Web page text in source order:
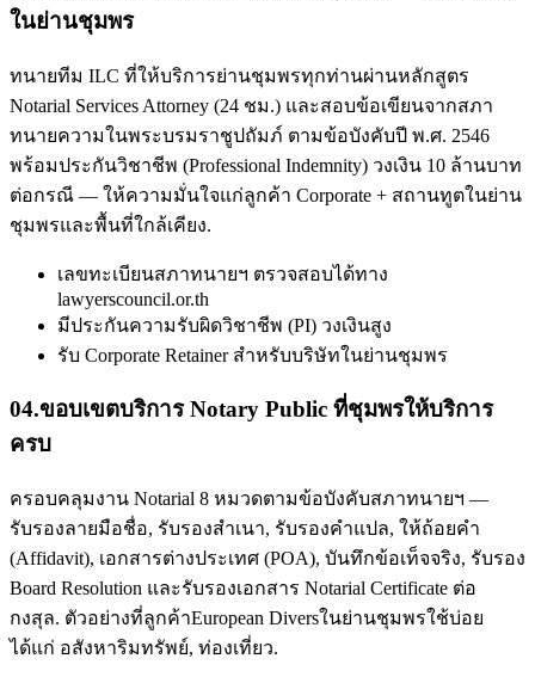
ในย่านชุมพร
ทนายทีม ILC ที่ให้บริการย่านชุมพรทุกท่านผ่านหลักสูตร
Notarial Services Attorney (24 ชม.) และสอบข้อเขียนจากสภา
ทนายความในพระบรมราชูปถัมภ์ ตามข้อบังคับปี พ.ศ. 2546
พร้อมประกันวิชาชีพ (Professional Indemnity) วงเงิน 10 ล้านบาท
ต่อกรณี — ให้ความมั่นใจแก่ลูกค้า Corporate + สถานทูตในย่าน
ชุมพรและพื้นที่ใกล้เคียง.
เลขทะเบียนสภาทนายฯ ตรวจสอบได้ทาง
lawyerscouncil.or.th
มีประกันความรับผิดวิชาชีพ (PI) วงเงินสูง
รับ Corporate Retainer สำหรับบริษัทในย่านชุมพร
04.ขอบเขตบริการ Notary Public ที่ชุมพรให้บริการ
ครบ
ครอบคลุมงาน Notarial 8 หมวดตามข้อบังคับสภาทนายฯ —
รับรองลายมือชื่อ, รับรองสำเนา, รับรองคำแปล, ให้ถ้อยคำ
(Affidavit), เอกสารต่างประเทศ (POA), บันทึกข้อเท็จจริง, รับรอง
Board Resolution และรับรองเอกสาร Notarial Certificate ต่อ
กงสุล. ตัวอย่างที่ลูกค้าEuropean Diversในย่านชุมพรใช้บ่อย
ได้แก่ อสังหาริมทรัพย์, ท่องเที่ยว.